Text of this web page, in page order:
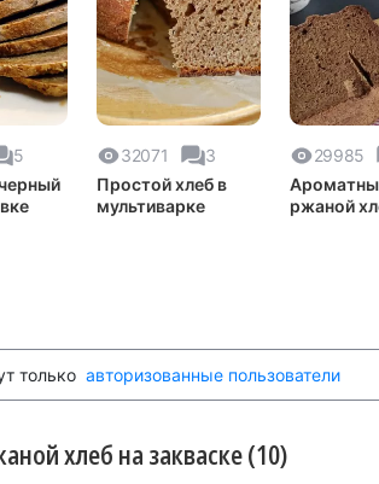
5
32071
3
Простой хлеб в
мультиварке
29985
ржаной
толькоавторизованные пользователи
хлеб на закваске (10)